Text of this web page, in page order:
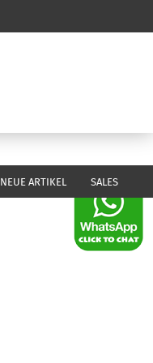
NEUE ARTIKEL SALES